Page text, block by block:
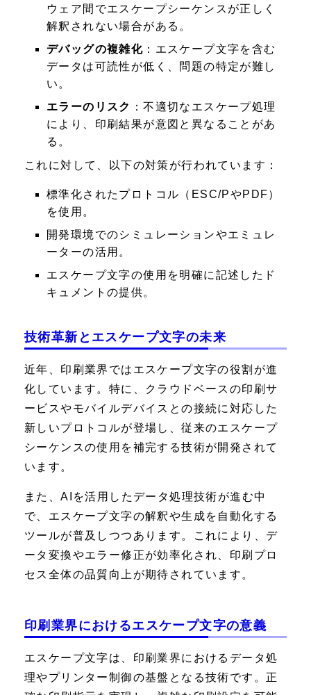
ウェア間でエスケープシーケンスが正しく
解釈されない場合がある。
デバッグの複雑化 ：エスケープ文字を含む
データは可読性が低く、問題の特定が難し
い。
エラーのリスク
：不適切なエスケープ処理
により、印刷結果が意図と異なることがあ
る。
これに対して、以下の対策が行われています：
標準化されたプロトコル（ESC/PやPDF）
を使用。
開発環境でのシミュレーションやエミュレ
ーターの活用。
エスケープ文字の使用を明確に記述したド
キュメントの提供。
技術革新とエスケープ文字の未来
近年、印刷業界ではエスケープ文字の役割が進
化しています。特に、クラウドベースの印刷サ
ービスやモバイルデバイスとの接続に対応した
新しいプロトコルが登場し、従来のエスケープ
シーケンスの使用を補完する技術が開発されて
います。
また、AIを活用したデータ処理技術が進む中
で、エスケープ文字の解釈や生成を自動化する
ツールが普及しつつあります。これにより、デ
ータ変換やエラー修正が効率化され、印刷プロ
セス全体の品質向上が期待されています。
印刷業界におけるエスケープ文字の意義
エスケープ文字は、印刷業界におけるデータ処
理やプリンター制御の基盤となる技術です。正